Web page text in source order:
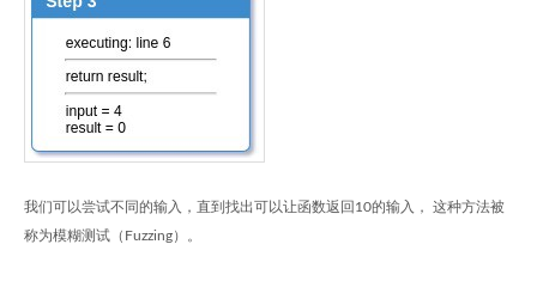
我们可以尝试不同的输入，直到找出可以让函数返回10的输入， 这种方法被
称为模糊测试（Fuzzing）。